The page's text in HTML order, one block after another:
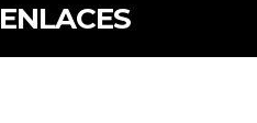
ENLACES